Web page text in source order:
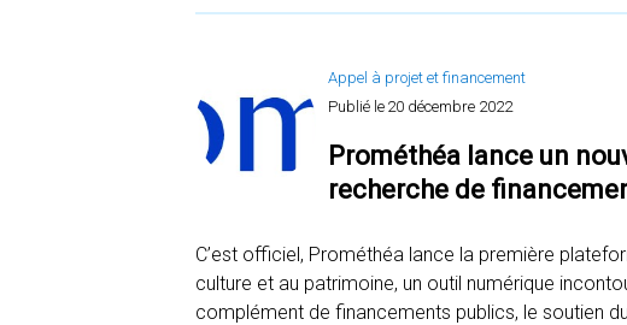
Appel à projet et financement
Publié le 20 décembre 2022
Prométhéa lance un
recherche de
C’est officiel, Prométhéa lance la première
culture et au patrimoine, un outil numérique
complément de financements publics, le soutien